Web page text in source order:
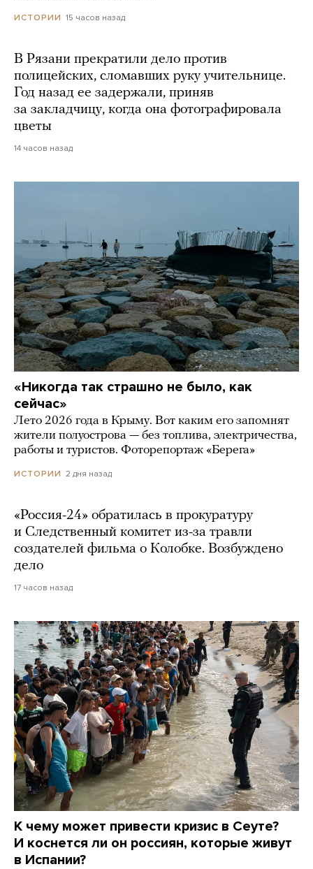
ИСТОРИИ 15 часов назад
В Рязани прекратили дело против
полицейских, сломавших руку учительнице.
Год назад ее задержали, приняв
за закладчицу, когда она фотографировала
цветы
14 часов назад
«Никогда так страшно не было, как
сейчас»
Лето 2026 года в Крыму. Вот каким его запомнят
жители полуострова — без топлива, электричества,
работы и туристов. Фоторепортаж «Берега»
ИСТОРИИ 2 дня назад
«Россия-24» обратилась в прокуратуру
и Следственный комитет из-за травли
создателей фильма о Колобке. Возбуждено
дело
17 часов назад
К чему может привести кризис в Сеуте?
И коснется ли он россиян, которые живут
в Испании?